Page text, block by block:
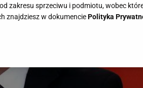
zakresu sprzeciwu i podmiotu, wobec
znajdziesz w dokumenciePolityka
i przechowywanie plików cookie
końcowym. Możesz w każdej chwili
twoimi preferencjami dot.
i przechodząc do „Ustawień